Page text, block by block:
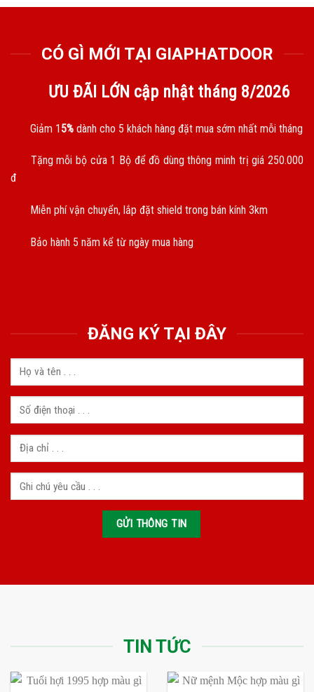
CÓ GÌ MỚI TẠI GIAPHATDOOR
ƯU ĐÃI LỚN cập nhật tháng 8/2026
Giảm 15% dành cho 5 khách hàng đặt mua sớm nhất mỗi tháng
Tặng mỗi bộ cửa 1 Bộ để đồ dùng thông minh trị giá 250.000
đ
Miễn phí vận chuyển, lắp đặt shield trong bán kính 3km
Bảo hành 5 năm kể từ ngày mua hàng
ĐĂNG KÝ TẠI ĐÂY
TIN TỨC